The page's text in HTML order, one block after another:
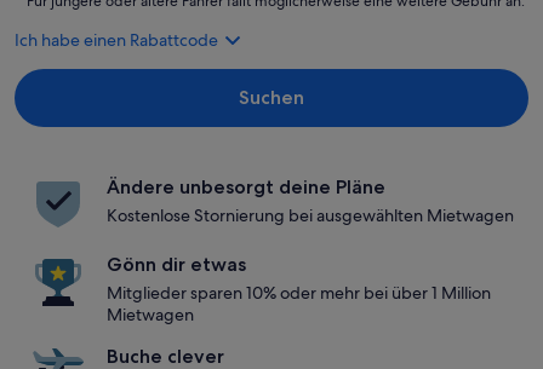
Ich habe einen Rabattcode
Suchen
Ändere unbesorgt deine Pläne
Kostenlose Stornierung bei ausgewählten Mietwagen
Gönn dir etwas
Mitglieder sparen 10% oder mehr bei über 1 Million
Mietwagen
Buche clever